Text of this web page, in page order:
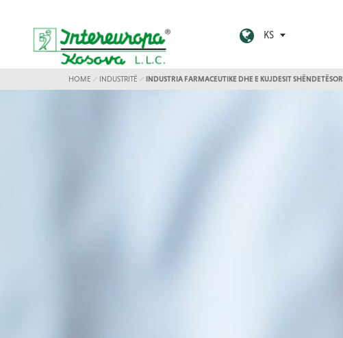
KS
HOME INDUSTRITË INDUSTRIA FARMACEUTIKE DHE E KUJDESIT SHËNDETËSOR